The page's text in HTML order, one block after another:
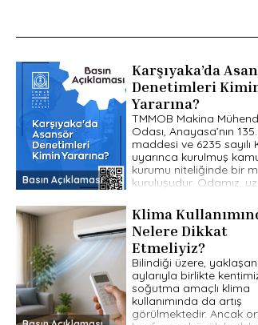
Basın Açıklaması
Karşıyaka’da
Denetimleri
Yararına?
TMMOB Makina
Odası, Anayasa’nın 135.
maddesi ve 6235 sayılı
uyarınca kurulmuş
kurumu niteliğinde bir
kuruluşudur. Odamız,
[…]
Klima
Nelere Dikkat
Etmeliyiz?
Bilindiği üzere,
aylarıyla birlikte
soğutma amaçlı klima
kullanımında da artış
görülmektedir. Ancak